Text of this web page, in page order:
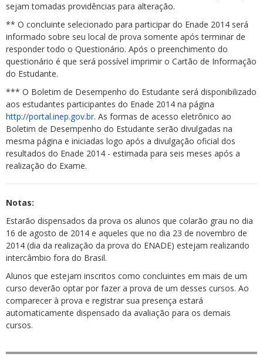
sejam tomadas providências para alteração.
** O concluinte selecionado para participar do Enade 2014 será
informado sobre seu local de prova somente após terminar de
responder todo o Questionário. Após o preenchimento do
questionário é que será possível imprimir o Cartão de Informação
do Estudante.
*** O Boletim de Desempenho do Estudante será disponibilizado
aos estudantes participantes do Enade 2014 na página
http://portal.inep.gov.br. As formas de acesso eletrônico ao
Boletim de Desempenho do Estudante serão divulgadas na
mesma página e iniciadas logo após a divulgação oficial dos
resultados do Enade 2014 - estimada para seis meses após a
realização do Exame.
Notas:
Estarão dispensados da prova os alunos que colarão grau no dia
16 de agosto de 2014 e aqueles que no dia 23 de novembro de
2014 (dia da realização da prova do ENADE) estejam realizando
intercâmbio fora do Brasil.
Alunos que estejam inscritos como concluintes em mais de um
curso deverão optar por fazer a prova de um desses cursos. Ao
comparecer à prova e registrar sua presença estará
automaticamente dispensado da avaliação para os demais
cursos.